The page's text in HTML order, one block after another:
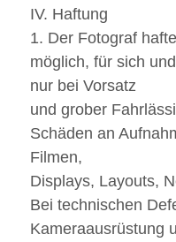
IV. Haftung
1. Der Fotograf
möglich, für sich
nur bei Vorsatz
und grober
Schäden an
Filmen,
Displays, Layouts,
Bei technischen
Kameraausrüstung